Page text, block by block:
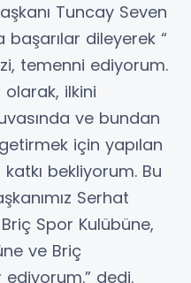
Tuncay Seven
dileyerek “
temenni ediyorum.
olarak, ilkini
ve bundan
için yapılan
bekliyorum. Bu
Serhat
Spor Kulübüne,
ve Briç
dedi.